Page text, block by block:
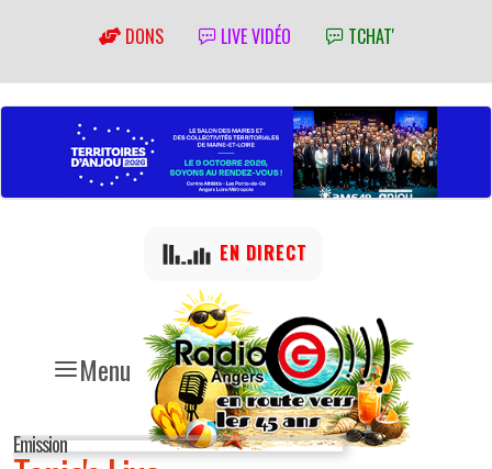
DONS LIVE VIDÉO TCHAT'
Menu
EN DIRECT
Emission